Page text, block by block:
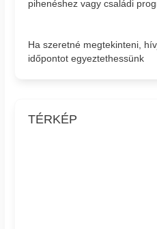
pihenéshez vagy családi
Ha szeretné megtekinteni,
időpontot egyeztethessünk
TÉRKÉP